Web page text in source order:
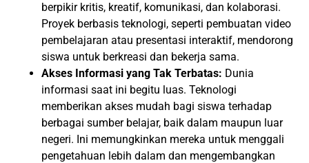
berpikir kritis, kreatif, komunikasi, dan kolaborasi.
Proyek berbasis teknologi, seperti pembuatan video
pembelajaran atau presentasi interaktif, mendorong
siswa untuk berkreasi dan bekerja sama.
Akses Informasi yang Tak Terbatas: Dunia
informasi saat ini begitu luas. Teknologi
memberikan akses mudah bagi siswa terhadap
berbagai sumber belajar, baik dalam maupun luar
negeri. Ini memungkinkan mereka untuk menggali
pengetahuan lebih dalam dan mengembangkan